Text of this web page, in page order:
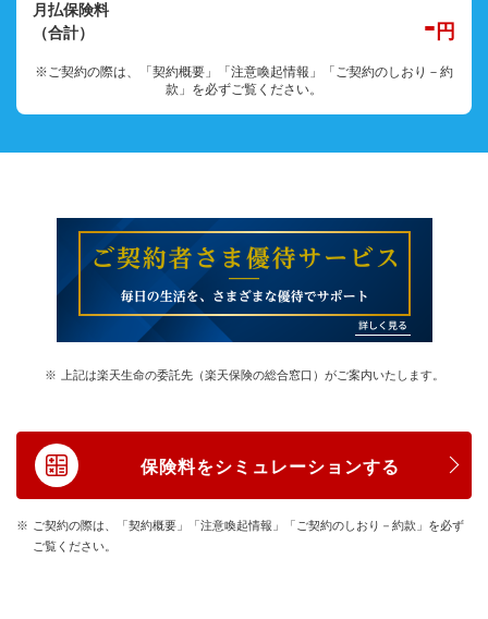
月払保険料
（合計）
- 円
※ご契約の際は、「契約概要」「注意喚起情報」「ご契約のしおり－約
款」を必ずご覧ください。
上記は楽天生命の委託先（楽天保険の総合窓口）がご案内いたします。
保険料をシミュレーションする
ご契約の際は、「契約概要」「注意喚起情報」「ご契約のしおり－約款」を必ず
ご覧ください。